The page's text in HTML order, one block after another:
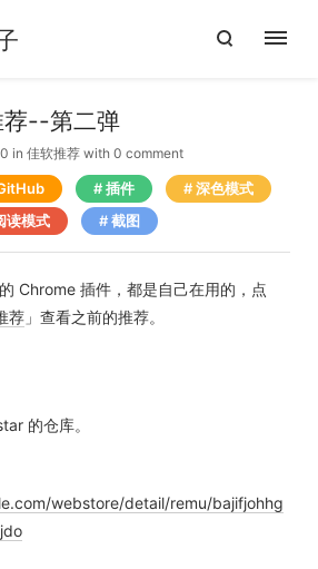
荐--第二弹
in 佳软推荐 with 0 comment
插件
深色模式
读模式 截图
Chrome 插件，都是自己在用的，点
荐 」查看之前的推荐。
的仓库。
webstore/detail/remu/bajifjohhg